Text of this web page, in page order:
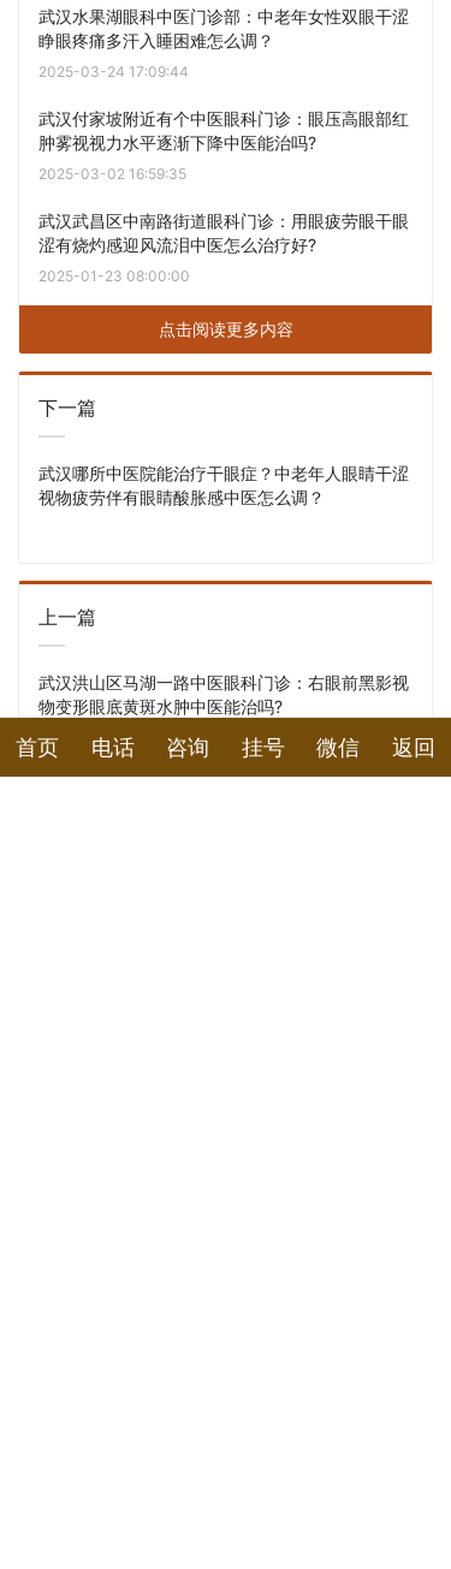
武汉水果湖眼科中医门诊部：中老年女性双眼干涩
睁眼疼痛多汗入睡困难怎么调？
2025-03-24 17:09:44
武汉付家坡附近有个中医眼科门诊：眼压高眼部红
肿雾视视力水平逐渐下降中医能治吗?
2025-03-02 16:59:35
武汉武昌区中南路街道眼科门诊：用眼疲劳眼干眼
涩有烧灼感迎风流泪中医怎么治疗好?
2025-01-23 08:00:00
点击阅读更多内容
下一篇
武汉哪所中医院能治疗干眼症？中老年人眼睛干涩
视物疲劳伴有眼睛酸胀感中医怎么调？
上一篇
武汉洪山区马湖一路中医眼科门诊：右眼前黑影视
物变形眼底黄斑水肿中医能治吗?
首页 电话 咨询 挂号 微信 返回